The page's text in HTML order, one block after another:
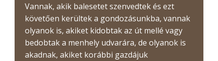
Vannak, akik balesetet szenvedtek és ezt
követően kerültek a gondozásunkba, vannak
olyanok is, akiket kidobtak az út mellé vagy
bedobtak a menhely udvarára, de olyanok is
akadnak, akiket korábbi gazdájuk